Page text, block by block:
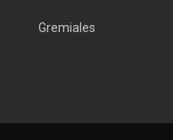
Gremiales